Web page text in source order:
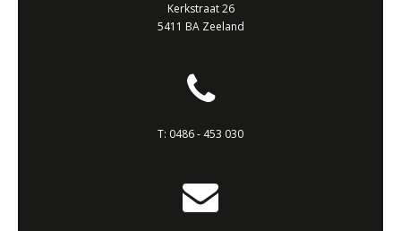
Kerkstraat 26
5411 BA Zeeland
T: 0486 - 453 030